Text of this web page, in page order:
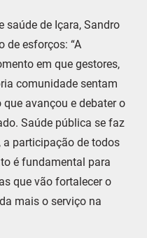
saúde de Içara, Sandro
de esforços: “A
em que gestores,
comunidade sentam
avançou e debater o
Saúde pública se faz
a participação de todos
é fundamental para
que vão fortalecer o
mais o serviço na